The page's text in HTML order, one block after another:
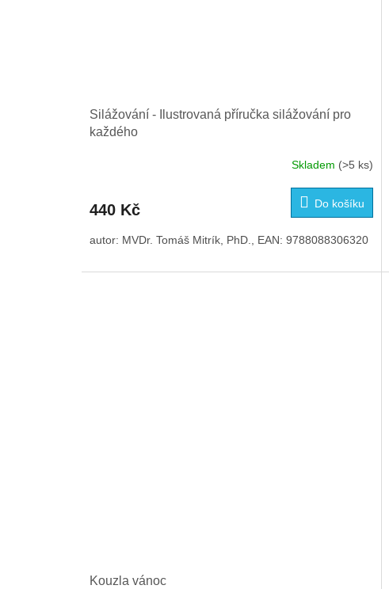
Silážování - Ilustrovaná příručka silážování pro
každého
Skladem (>5 ks)
440 Kč Do košíku
autor: MVDr. Tomáš Mitrík, PhD., EAN: 9788088306320
Kouzla vánoc